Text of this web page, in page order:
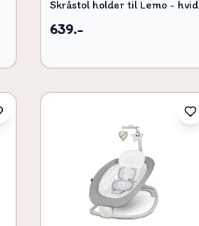
Skråstol holder til Lemo - hvid
639.-